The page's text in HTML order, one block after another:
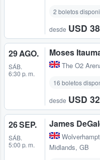
2 boletos
desde USD
29 AGO.
SÁB.
6:30 p. m.
Moses
The O2
16 boletos
desde USD
26 SEP.
SÁB.
5:00 p. m.
James
Midlands, GB